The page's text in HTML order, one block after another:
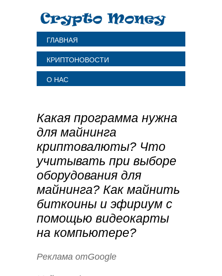
ГЛАВНАЯ
КРИПТОНОВОСТИ
О НАС
Какая программа нужна
для майнинга
криптовалюты? Что
учитывать при выборе
оборудования для
майнинга? Как майнить
биткоины и эфириум с
помощью видеокарты
на компьютере?
Реклама отGoogle